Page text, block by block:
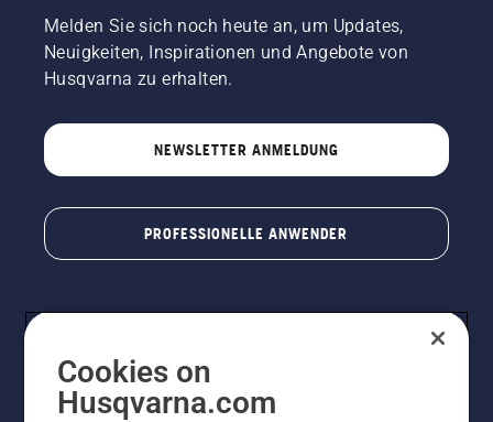
Melden Sie sich noch heute an, um Updates,
Neuigkeiten, Inspirationen und Angebote von
Husqvarna zu erhalten.
NEWSLETTER ANMELDUNG
PROFESSIONELLE ANWENDER
Cookies on
Husqvarna.com